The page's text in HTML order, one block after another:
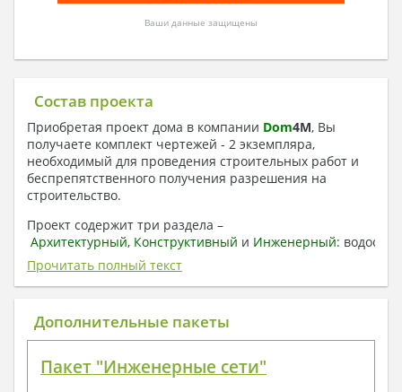
Ваши данные защищены
Состав проекта
Приобретая проект дома в компании Dom4M, Вы
получаете комплект чертежей - 2 экземпляра,
необходимый для проведения строительных работ и
беспрепятственного получения разрешения на
строительство.
Проект содержит три раздела –
Архитектурный, Конструктивный и Инженерный:
отопление, вентиляция, канализация,
электроснабжение (приобретается за дополнительную
плату) + Пояснительная записка.
1. Архитектурный раздел:
План координационных осей
Прочитать полный текст
Дополнительные пакеты
Пакет "Инженерные сети"